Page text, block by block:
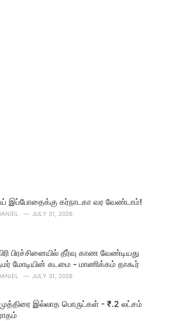
இப்போதைக்கு கர்நாடகா வர வேண்டாம்!
JULY 31, 2026
பிரச்சினையில் தீர்வு காண வேண்டியது
மோடியின் கடமை - மாணிக்கம் தாகூர்
JULY 31, 2026
இல்லாத பொருட்கள் - ₹.2 லட்சம்